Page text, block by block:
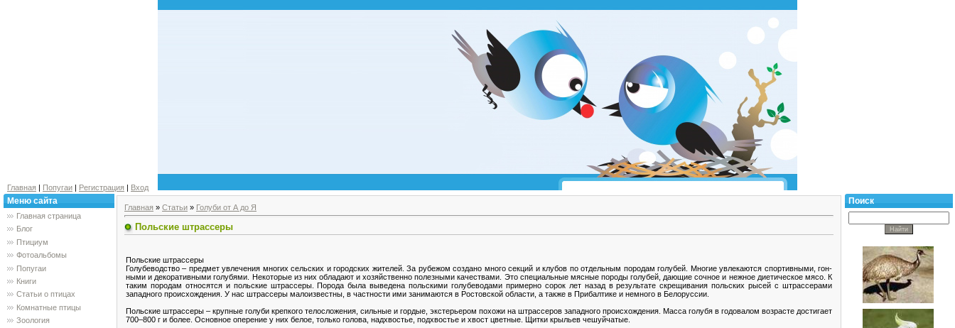
Главная | Попугаи | Регистрация | Вход
Меню сайта
Главная страница
Блог
Птициум
Фотоальбомы
Попугаи
Книги
Статьи о птицах
Комнатные птицы
Зоология
Главная » Статьи » Голуби от А до Я
Польские штрассеры
Польские штрассеры
Голубеводство – предмет увлечения многих сельских и городских жителей. За рубежом создано много секций и клубов по отдельным породам голубей. Многие увлекаются спортивными, гон-
ными и декоративными голубями. Некоторые из них обладают и хозяйственно полезными качествами. Это специальные мясные породы голубей, дающие сочное и нежное диетическое мясо. К
таким породам относятся и польские штрассеры. Порода была выведена польскими голубеводами примерно сорок лет назад в результате скрещивания польских рысей с штрассерами
западного происхождения. У нас штрассеры малоизвестны, в частности ими занимаются в Ростовской области, а также в Прибалтике и немного в Белоруссии.
Польские штрассеры – крупные голуби крепкого телосложения, сильные и гордые, экстерьером похожи на штрассеров западного происхождения. Масса голубя в годовалом возрасте достигает
700–800 г и более. Основное оперение у них белое, только голова, надхвостье, подхвостье и хвост цветные. Щитки крыльев чешуйчатые.
Поиск